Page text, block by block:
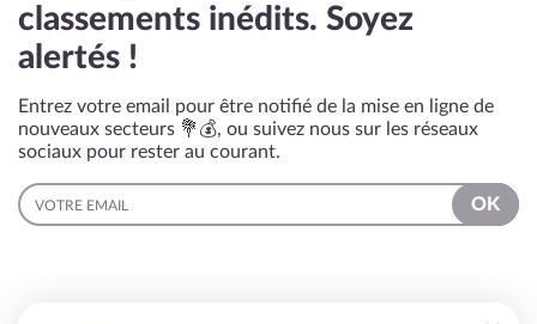
classements inédits. Soyez
alertés !
Entrez votre email pour être notifié de la mise en ligne de
nouveaux secteurs 💐💰, ou suivez nous sur les réseaux
sociaux pour rester au courant.
EMAIL
OK